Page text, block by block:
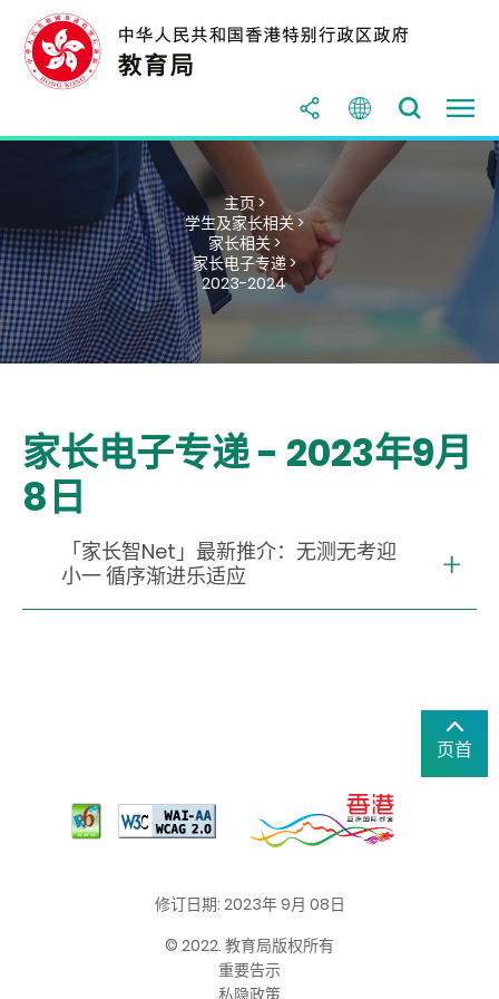
主页 >
学生及家长相关 >
家长相关 >
家长电子专递 >
2023-2024
家长电子专递 - 2023年9月
8日
「家长智Net」最新推介：无测无考迎
小一 循序渐进乐适应
页首
修订日期: 2023年 9月 08日
© 2022. 教育局版权所有
重要告示